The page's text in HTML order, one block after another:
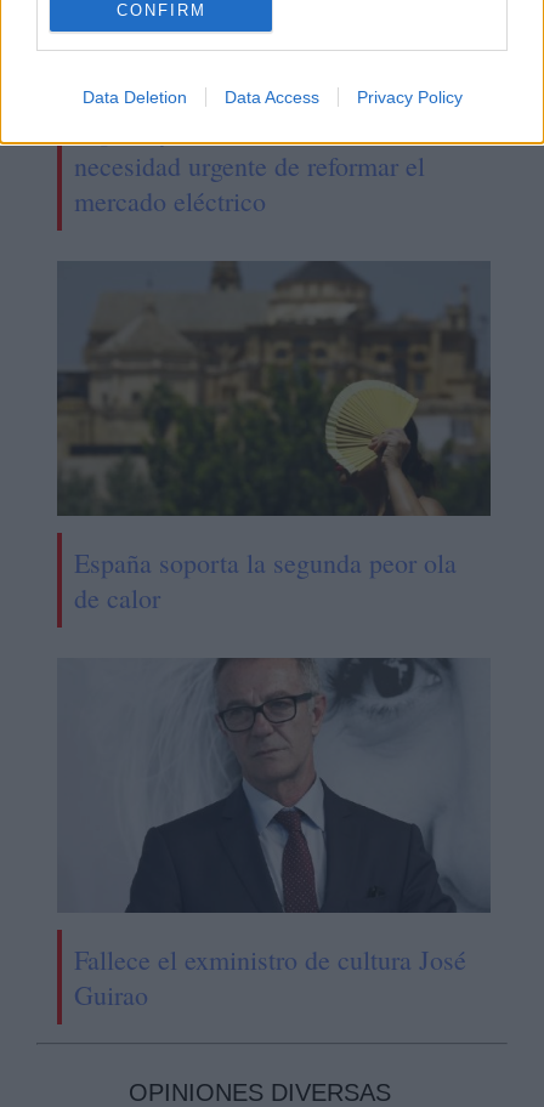
CONFIRM
Data Deletion Data Access Privacy Policy
necesidad urgente de reformar el
mercado eléctrico
España soporta la segunda peor ola
de calor
Fallece el exministro de cultura José
Guirao
OPINIONES DIVERSAS